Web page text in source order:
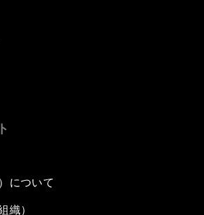
について
織）